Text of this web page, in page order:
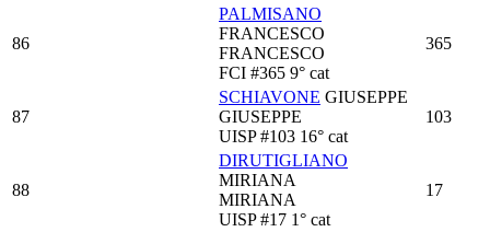
86
PALMISANO
FRANCESCO
FRANCESCO
FCI #365 9° cat
365
87
SCHIAVONE GIUSEPPE
GIUSEPPE
UISP #103 16° cat
103
88
DIRUTIGLIANO
MIRIANA
MIRIANA
UISP #17 1° cat
17